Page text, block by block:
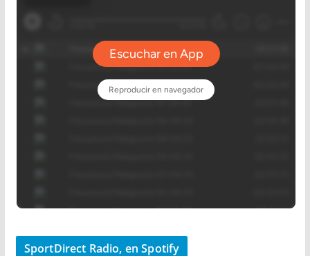
SportDirect Radio, en Spotify